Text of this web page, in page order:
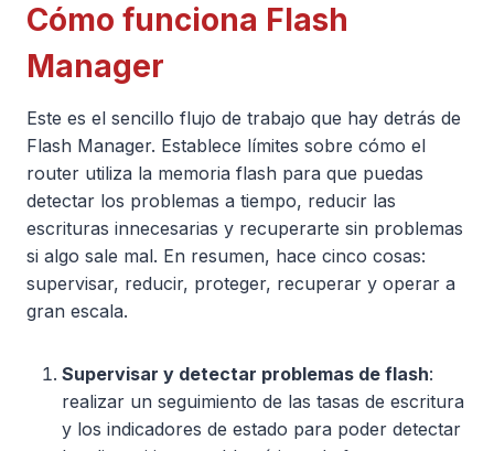
Cómo funciona Flash
Manager
Este es el sencillo flujo de trabajo que hay detrás de
Flash Manager. Establece límites sobre cómo el
router utiliza la memoria flash para que puedas
detectar los problemas a tiempo, reducir las
escrituras innecesarias y recuperarte sin problemas
si algo sale mal. En resumen, hace cinco cosas:
supervisar, reducir, proteger, recuperar y operar a
gran escala.
Supervisar y detectar problemas de flash:
realizar un seguimiento de las tasas de escritura
y los indicadores de estado para poder detectar